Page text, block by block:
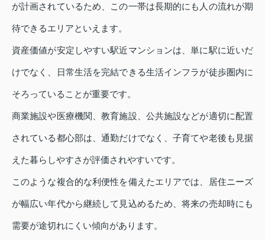
が計画されているため、この一帯は長期的にも人の流れが期
待できるエリアといえます。
資産価値が安定しやすい駅近マンションは、単に駅に近いだ
けでなく、日常生活を完結できる生活インフラが徒歩圏内に
そろっていることが重要です。
商業施設や医療機関、教育施設、公共施設などが適切に配置
されている都心部は、通勤だけでなく、子育てや老後も見据
えた暮らしやすさが評価されやすいです。
このような複合的な利便性を備えたエリアでは、居住ニーズ
が幅広い年代から継続して見込めるため、将来の売却時にも
需要が途切れにくい傾向があります。